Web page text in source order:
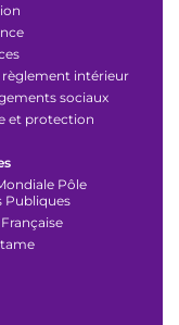
intérieur
sociaux
et protection
Pôle
Publiques